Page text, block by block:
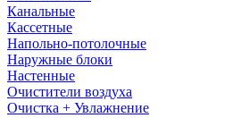
Канальные
Кассетные
Напольно-потолочные
Наружные блоки
Настенные
Очистители воздуха
Очистка + Увлажнение